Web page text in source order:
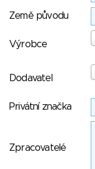
Země původu
Výrobce
Dodavatel
Privátní značka
Zpracovatelé